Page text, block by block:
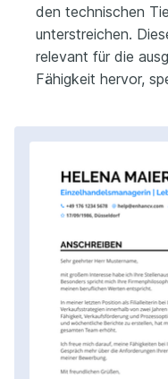
den technischen
unterstreichen.
relevant für die
Fähigkeit hervor,